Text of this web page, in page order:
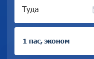
Туда
1 пас, эконом